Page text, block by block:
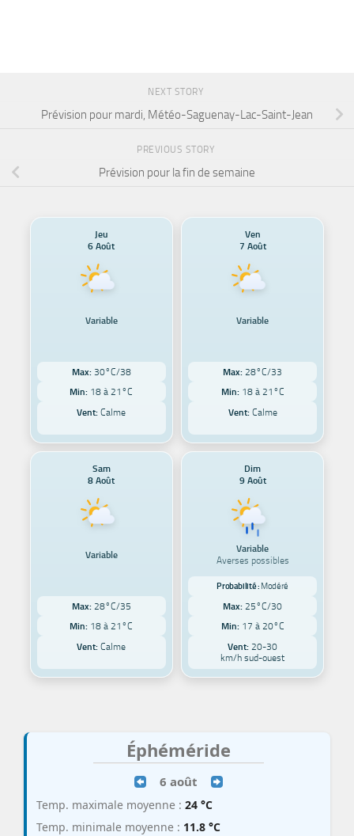
NEXT STORY
Prévision pour mardi, Météo-Saguenay-Lac-Saint-Jean
PREVIOUS STORY
Prévision pour la fin de semaine
Jeu
6 Août
Variable
Max: 30°C/38
Min: 18 à 21°C
Vent: Calme
Ven
7 Août
Variable
Max: 28°C/33
Min: 18 à 21°C
Vent:Calme
Sam
8 Août
Variable
Max: 28°C/35
Min: 18 à 21°C
Vent: Calme
Dim
9 Août
Variable
Averses possibles
Probabilité : Modéré
Max: 25°C/30
Min: 17 à 20°C
Vent: 20-30
km/h sud-ouest
Éphéméride
6 août
Temp. maximale moyenne : 24 °C
Temp. minimale moyenne : 11.8 °C